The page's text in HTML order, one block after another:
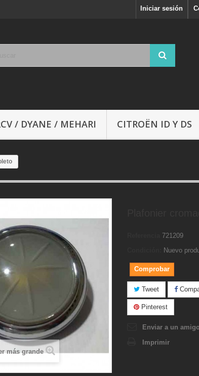
Iniciar sesión
/ DYANE / MEHARI CITROËN ID Y DS
más grande
721209
Nuevo
Comprobar
Tweet
Pinterest
Enviar a un
Imprimir